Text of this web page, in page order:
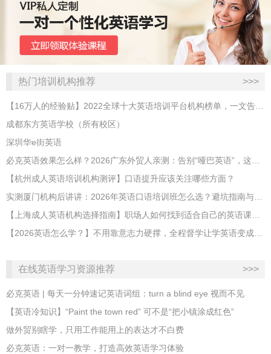
热门培训机构推荐 >>>
【16万人的经验贴】2022全球十大英语培训平台机构榜单，一文告诉你
成都东方英语学校（所有校区）
深圳华e街英语
必克英语效果怎么样？2026广东外贸人亲测：告别“哑巴英语”，这才是成年人最高效的自救指南！
【杭州成人英语培训机构测评】口语提升应该关注哪些方面？
实测厦门机构后讲讲：2026年英语口语培训班怎么选？避坑指南与高效学习新范式
【上海成人英语机构选择指南】职场人如何找到适合自己的英语课程？
【2026英语怎么学？】不用靠意志力硬撑，全程督学让学英语变成日常习惯
在线英语学习资源推荐 >>>
必克英语 | 每天一分钟速记英语词组：turn a blind eye 视而不见
​【英语冷知识】“Paint the town red” 可不是“把小镇涂成红色”
做外贸别瞎学，只用工作能用上的表达才不白费
必克英语：一对一教学，打造高效英语学习体验